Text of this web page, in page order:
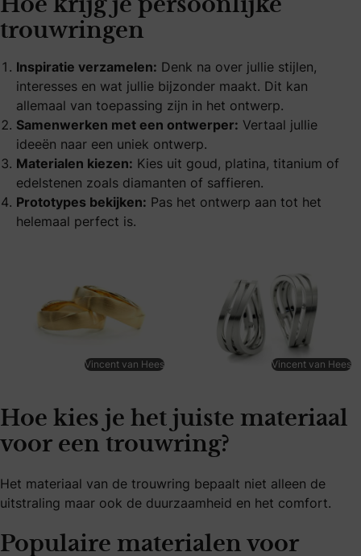
Hoe krijg je persoonlijke
trouwringen
Inspiratie verzamelen: Denk na over jullie stijlen,
interesses en wat jullie bijzonder maakt. Dit kan
allemaal van toepassing zijn in het ontwerp.
Samenwerken met een ontwerper: Vertaal jullie
ideeën naar een uniek ontwerp.
Materialen kiezen: Kies uit goud, platina, titanium of
edelstenen zoals diamanten of saffieren.
Prototypes bekijken: Pas het ontwerp aan tot het
helemaal perfect is.
Vincent van Hees Vincent van Hees
Hoe kies je het juiste materiaal
voor een trouwring?
Het materiaal van de trouwring bepaalt niet alleen de
uitstraling maar ook de duurzaamheid en het comfort.
Populaire materialen voor